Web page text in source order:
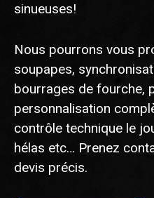
sinueuses!
Nous pourrons vous
soupapes,
bourrages de fourche,
personnalisation
contrôle technique le
hélas etc… Prenez
devis précis.